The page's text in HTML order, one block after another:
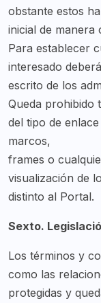
obstante estos
inicial de manera
Para establecer
interesado
escrito de los
Queda prohibido
del tipo de
marcos,
frames o
visualización de
distinto al Portal.
Sexto.
Los términos y
como las
protegidas y